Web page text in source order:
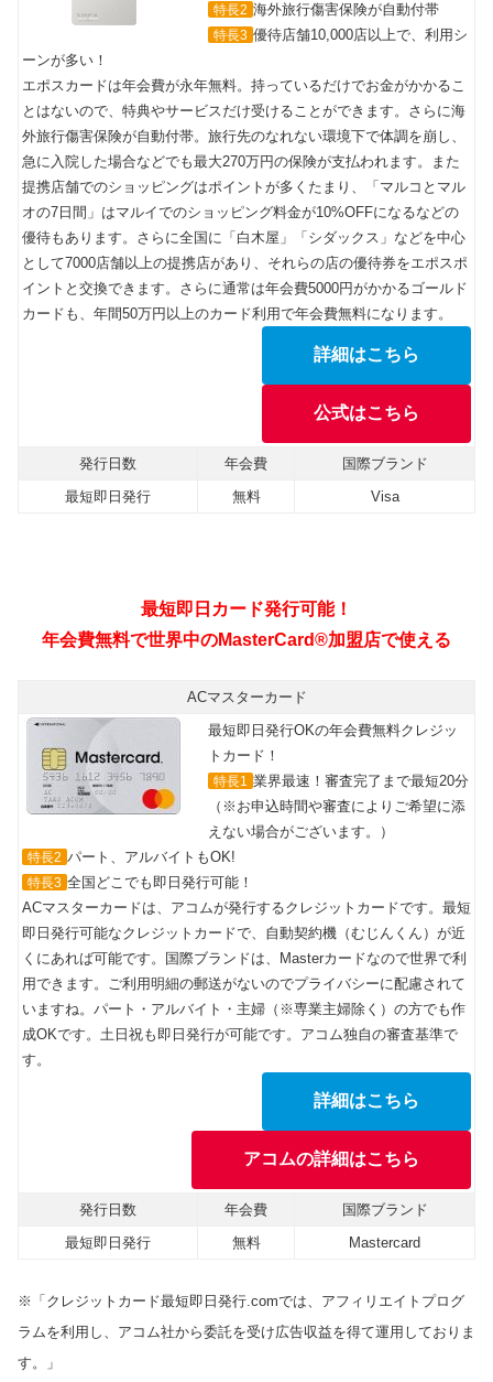
特長2 海外旅行傷害保険が自動付帯
特長3 優待店舗10,000店以上で、利用シ
ーンが多い！
エポスカードは年会費が永年無料。持っているだけでお金がかかるこ
とはないので、特典やサービスだけ受けることができます。さらに海
外旅行傷害保険が自動付帯。旅行先のなれない環境下で体調を崩し、
急に入院した場合などでも最大270万円の保険が支払われます。また
提携店舗でのショッピングはポイントが多くたまり、「マルコとマル
オの7日間」はマルイでのショッピング料金が10%OFFになるなどの
優待もあります。さらに全国に「白木屋」「シダックス」などを中心
として7000店舗以上の提携店があり、それらの店の優待券をエポスポ
イントと交換できます。さらに通常は年会費5000円がかかるゴールド
カードも、年間50万円以上のカード利用で年会費無料になります。
詳細はこちら
公式はこちら
発行日数 年会費
国際ブランド
最短即日発行
無料 Visa
最短即日カード発行可能！
年会費無料で世界中のMasterCard®加盟店で使える
ACマスターカード
最短即日発行OKの年会費無料クレジッ
トカード！
特長1 業界最速！審査完了まで最短20分
（※お申込時間や審査によりご希望に添
えない場合がございます。）
特長2 パート、アルバイトもOK!
特長3 全国どこでも即日発行可能！
ACマスターカードは、アコムが発行するクレジットカードです。最短
即日発行可能なクレジットカードで、自動契約機（むじんくん）が近
くにあれば可能です。国際ブランドは、Masterカードなので世界で利
用できます。ご利用明細の郵送がないのでプライバシーに配慮されて
いますね。パート・アルバイト・主婦（※専業主婦除く）の方でも作
成OKです。土日祝も即日発行が可能です。アコム独自の審査基準で
す。
詳細はこちら
アコムの詳細はこちら
発行日数 年会費
国際ブランド
最短即日発行
無料 Mastercard
※「クレジットカード最短即日発行.comでは、アフィリエイトプログ
ラムを利用し、アコム社から委託を受け広告収益を得て運用しておりま
す。」